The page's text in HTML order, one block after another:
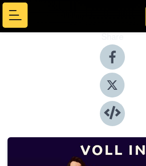
Share